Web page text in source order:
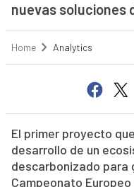
nuevas soluciones
Home Analytics
El primer proyecto
desarrollo de un
descarbonizado
Campeonato